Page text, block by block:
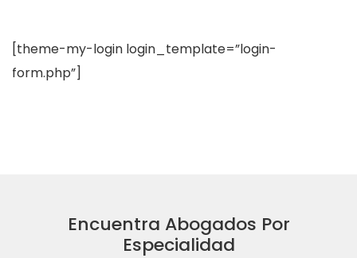
[theme-my-login login_template=”login-
form.php”]
Encuentra Abogados Por
Especialidad